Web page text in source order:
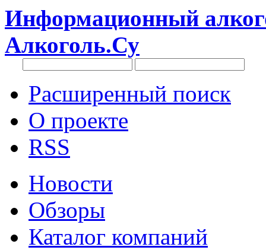
Информационный
Алкоголь.Су
Расширенный поиск
О проекте
RSS
Новости
Обзоры
Каталог компаний